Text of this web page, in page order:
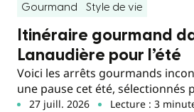
Gourmand Style de vie
Itinéraire gourmand
Lanaudière pour l’été
Voici les arrêts gourmands
une pause cet été, sélectionnés
27 juill. 2026 Lecture : 3